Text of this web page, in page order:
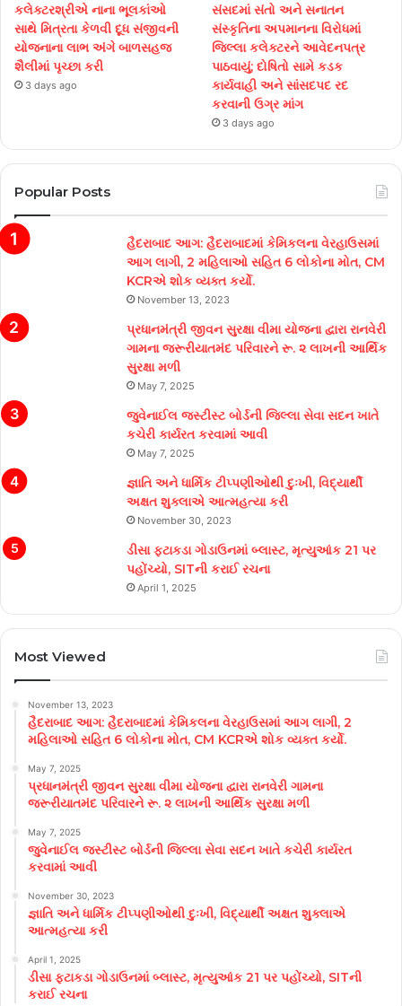
કલેક્ટરશ્રીએ નાના ભૂલકાંઓ
સાથે મિત્રતા કેળવી દૂધ સંજીવની
યોજનાના લાભ અંગે બાળસહજ
શૈલીમાં પૃચ્છા કરી
3 days ago
સંસદમાં સંતો અને સનાતન
સંસ્કૃતિના અપમાનના વિરોધમાં
જિલ્લા કલેક્ટરને આવેદનપત્ર
પાઠવાયું; દોષિતો સામે કડક
કાર્યવાહી અને સાંસદપદ રદ
કરવાની ઉગ્ર માંગ
3 days ago
Popular Posts
હૈદરાબાદ આગ: હૈદરાબાદમાં કેમિકલના વેરહાઉસમાં
આગ લાગી, 2 મહિલાઓ સહિત 6 લોકોના મોત, CM
KCRએ શોક વ્યક્ત કર્યો.
November 13, 2023
પ્રધાનમંત્રી જીવન સુરક્ષા વીમા યોજના દ્વારા રાનવેરી
ગામના જરૂરીયાતમંદ પરિવારને રૂ. ૨ લાખની આર્થિક
સુરક્ષા મળી
May 7, 2025
જુવેનાઈલ જસ્ટીસ્ટ બોર્ડની જિલ્લા સેવા સદન ખાતે
કચેરી કાર્યરત કરવામાં આવી
May 7, 2025
જ્ઞાતિ અને ધાર્મિક ટીપ્પણીઓથી દુઃખી, વિદ્યાર્થી
અક્ષત શુક્લાએ આત્મહત્યા કરી
November 30, 2023
ડીસા ફટાકડા ગોડાઉનમાં બ્લાસ્ટ, મૃત્યુઆંક 21 પર
પહોંચ્યો, SITની કરાઈ રચના
April 1, 2025
Most Viewed
November 13, 2023
હૈદરાબાદ આગ: હૈદરાબાદમાં કેમિકલના વેરહાઉસમાં આગ લાગી, 2
મહિલાઓ સહિત 6 લોકોના મોત, CM KCRએ શોક વ્યક્ત કર્યો.
May 7, 2025
પ્રધાનમંત્રી જીવન સુરક્ષા વીમા યોજના દ્વારા રાનવેરી ગામના
જરૂરીયાતમંદ પરિવારને રૂ. ૨ લાખની આર્થિક સુરક્ષા મળી
May 7, 2025
જુવેનાઈલ જસ્ટીસ્ટ બોર્ડની જિલ્લા સેવા સદન ખાતે કચેરી કાર્યરત
કરવામાં આવી
November 30, 2023
જ્ઞાતિ અને ધાર્મિક ટીપ્પણીઓથી દુઃખી, વિદ્યાર્થી અક્ષત શુક્લાએ
આત્મહત્યા કરી
April 1, 2025
ડીસા ફટાકડા ગોડાઉનમાં બ્લાસ્ટ, મૃત્યુઆંક 21 પર પહોંચ્યો, SITની
કરાઈ રચના